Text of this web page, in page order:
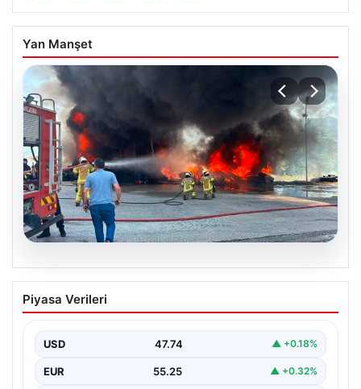
Yan Manşet
Dumanlar ilçeyi kapladı: Bursa’da
tamirhanede yangın
Piyasa Verileri
USD 47.74 ▲ +0.18%
EUR 55.25 ▲ +0.32%